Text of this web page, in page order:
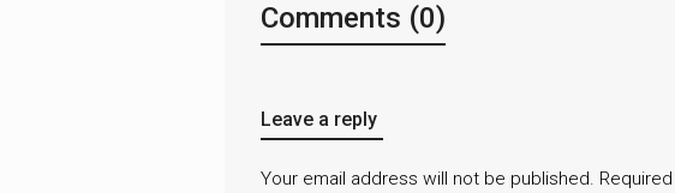
Comments (0)
Leave a reply
Your email address will not be published.